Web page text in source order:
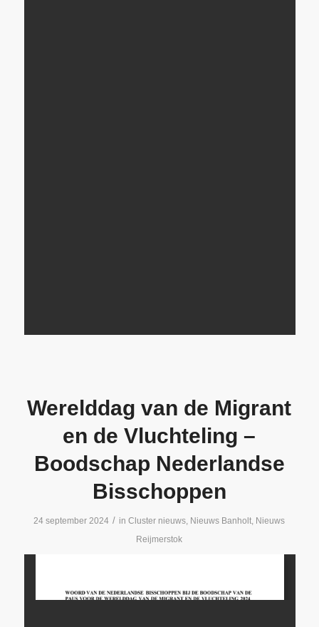
Werelddag van de Migrant
en de Vluchteling –
Boodschap Nederlandse
Bisschoppen
24 september 2024 / inCluster nieuws Nieuws Banholt Nieuws
Reijmerstok